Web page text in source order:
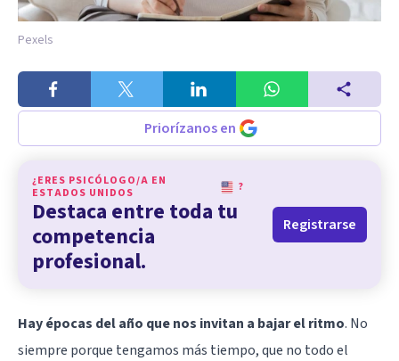
Pexels
Priorízanos en
¿ERES PSICÓLOGO/A EN
ESTADOS UNIDOS
?
Destaca entre toda tu
competencia
profesional.
Registrarse
Hay épocas del año que nos invitan a bajar el ritmo. No
siempre porque tengamos más tiempo, que no todo el